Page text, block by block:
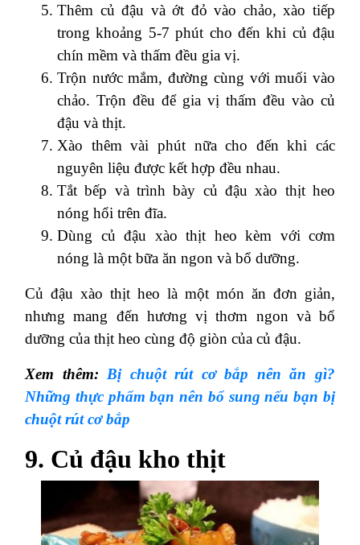
Thêm củ đậu và ớt đỏ vào chảo, xào tiếp
trong khoảng 5-7 phút cho đến khi củ đậu
chín mềm và thấm đều gia vị.
Trộn nước mắm, đường cùng với muối vào
chảo. Trộn đều để gia vị thấm đều vào củ
đậu và thịt.
Xào thêm vài phút nữa cho đến khi các
nguyên liệu được kết hợp đều nhau.
Tắt bếp và trình bày củ đậu xào thịt heo
nóng hổi trên đĩa.
Dùng củ đậu xào thịt heo kèm với cơm
nóng là một bữa ăn ngon và bổ dưỡng.
Củ đậu xào thịt heo là một món ăn đơn giản,
nhưng mang đến hương vị thơm ngon và bổ
dưỡng của thịt heo cùng độ giòn của củ đậu.
Xem thêm: Bị chuột rút cơ bắp nên ăn gì?
Những thực phẩm bạn nên bổ sung nếu bạn bị
chuột rút cơ bắp
9. Củ đậu kho thịt